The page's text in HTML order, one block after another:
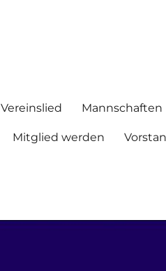
Vereinslied Mannschaften
Mitglied werden